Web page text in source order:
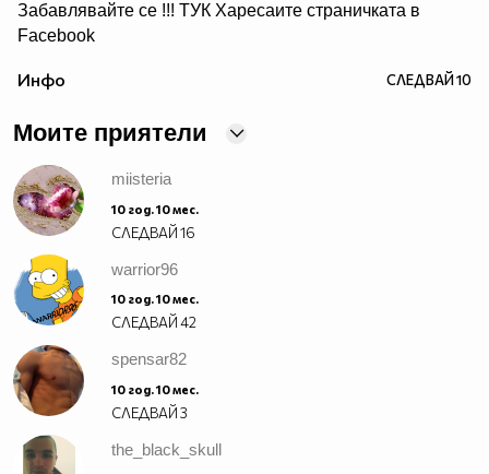
Забавлявайте се !!! ТУК Харесаите страничката в
Facebook
Абонирате за мен :)
Инфо СЛЕДВАЙ10
Моите приятели
miisteria
10 год. 10 мес.
СЛЕДВАЙ16
warrior96
10 год. 10 мес.
СЛЕДВАЙ42
spensar82
10 год. 10 мес.
СЛЕДВАЙ3
the_black_skull